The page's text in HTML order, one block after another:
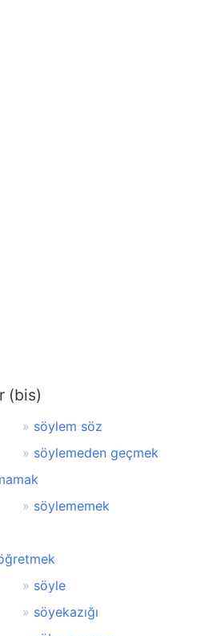
(bis)
söylem söz
söylemeden geçmek
söylememek
söyle
söyekazığı